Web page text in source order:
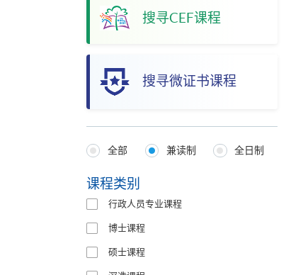
搜寻CEF课程
搜寻微证书课程
Programmes
Type
全部 兼读制 全日制
课程类别
行政人员专业课程
博士课程
硕士课程